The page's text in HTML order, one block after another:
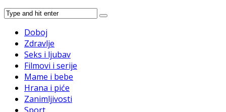
Doboj
Zdravlje
Seks i ljubav
Filmovi i serije
Mame i bebe
Hrana i piće
Zanimljivosti